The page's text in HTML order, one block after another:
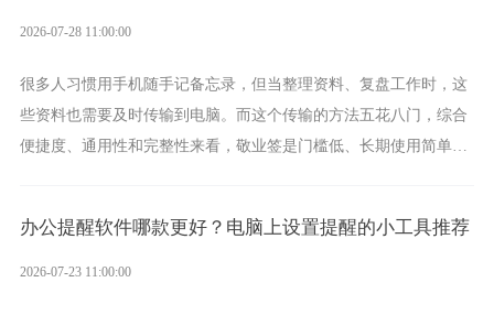
2026-07-28 11:00:00
很多人习惯用手机随手记备忘录，但当整理资料、复盘工作时，这
些资料也需要及时传输到电脑。而这个传输的方法五花八门，综合
便捷度、通用性和完整性来看，敬业签是门槛低、长期使用简单的
办公提醒软件哪款更好？电脑上设置提醒的小工具推荐
2026-07-23 11:00:00